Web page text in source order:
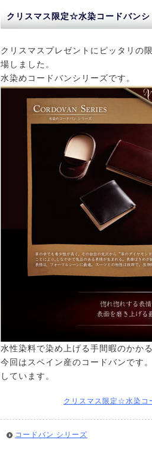
クリスマス限定☆水染コードバンシ
クリスマスプレゼントにピッタリの
場しました。
水染めコードバンシリーズです。
水性染料で染め上げる手間暇のかか
今回はスペイン産のコードバンです
しています。
クリスマス限定☆水染コ
コードバン シリーズ